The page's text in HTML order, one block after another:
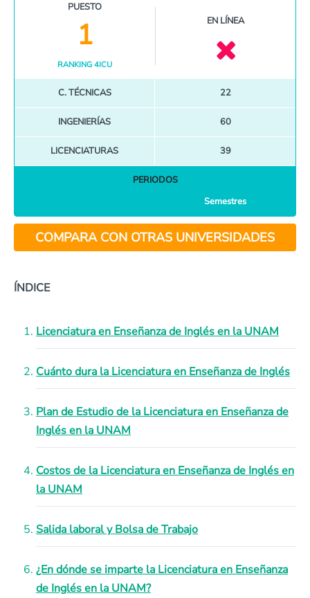
PUESTO
1
RANKING 4ICU
EN LÍNEA
C. TÉCNICAS 22
INGENIERÍAS 60
LICENCIATURAS 39
PERIODOS
Semestres
COMPARA CON OTRAS UNIVERSIDADES
ÍNDICE
Licenciatura en Enseñanza de Inglés en la UNAM
Cuánto dura la Licenciatura en Enseñanza de Inglés
Plan de Estudio de la Licenciatura en Enseñanza de
Inglés en la UNAM
Costos de la Licenciatura en Enseñanza de Inglés en
la UNAM
Salida laboral y Bolsa de Trabajo
¿En dónde se imparte la Licenciatura en Enseñanza
de Inglés en la UNAM?